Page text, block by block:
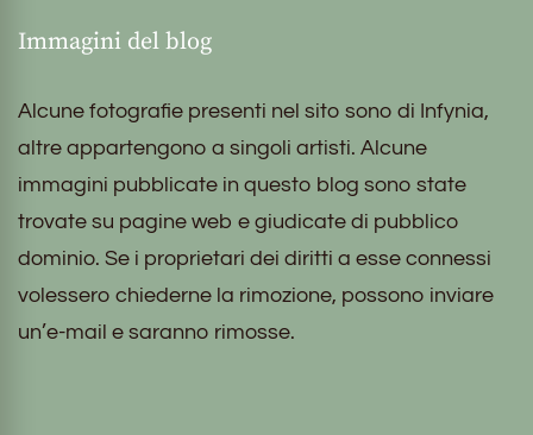
Immagini del blog
Alcune fotografie presenti nel sito sono di Infynia,
altre appartengono a singoli artisti. Alcune
immagini pubblicate in questo blog sono state
trovate su pagine web e giudicate di pubblico
dominio. Se i proprietari dei diritti a esse connessi
volessero chiederne la rimozione, possono inviare
un’e-mail e saranno rimosse.